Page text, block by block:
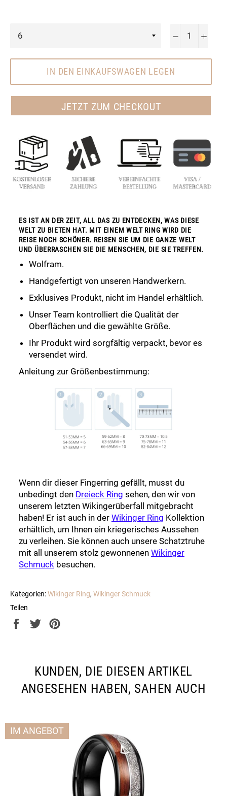
− +
IN DEN EINKAUFSWAGEN LEGEN
JETZT ZUM CHECKOUT
ES IST AN DER ZEIT, ALL DAS ZU ENTDECKEN, WAS DIESE
WELT ZU BIETEN HAT. MIT EINEM WELT RING WIRD DIE
REISE NOCH SCHÖNER. REISEN SIE UM DIE GANZE WELT
UND ÜBERRASCHEN SIE DIE MENSCHEN, DIE SIE TREFFEN.
Wolfram.
Handgefertigt von unseren Handwerkern.
Exklusives Produkt, nicht im Handel erhältlich.
Unser Team kontrolliert die Qualität der
Oberflächen und die gewählte Größe.
Ihr Produkt wird sorgfältig verpackt, bevor es
versendet wird.
Anleitung zur Größenbestimmung:
Wenn dir dieser Fingerring gefällt, musst du
unbedingt den Dreieck Ring sehen, den wir von
unserem letzten Wikingerüberfall mitgebracht
haben! Er ist auch in der Wikinger Ring Kollektion
erhältlich, um Ihnen ein kriegerisches Aussehen
zu verleihen. Sie können auch unsere Schatztruhe
mit all unserem stolz gewonnenen Wikinger
Schmuck besuchen.
Kategorien:Wikinger Ring, Wikinger Schmuck
Teilen
Auf
Auf
KUNDEN, DIE DIESEN ARTIKEL
ANGESEHEN HABEN, SAHEN AUCH
IM ANGEBOT